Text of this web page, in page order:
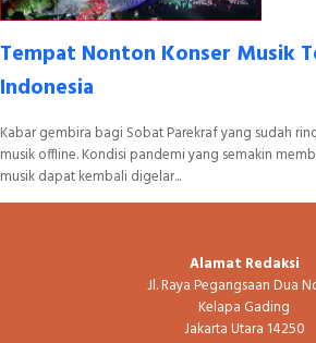
Tempat Nonton Konser Musik
Indonesia
Kabar gembira bagi Sobat Parekraf yang sudah
musik offline. Kondisi pandemi yang semakin
musik dapat kembali digelar...
Alamat Redaksi
Jl. Raya Pegangsaan Dua
Kelapa Gading
Jakarta Utara 14250